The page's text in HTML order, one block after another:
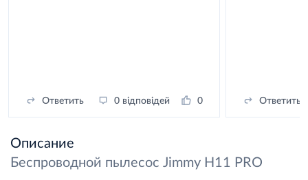
Ответить 0 відповідей 0 Ответить
Описание
Беспроводной пылесос Jimmy H11 PRO